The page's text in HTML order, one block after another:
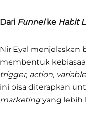
Dari Funnelke Habit
Nir Eyal menjelaskan
membentuk
trigger, action,
ini bisa diterapkan
marketingyang lebih